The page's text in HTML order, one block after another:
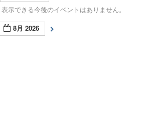
示できる今後のイベントはありません。
8月 2026